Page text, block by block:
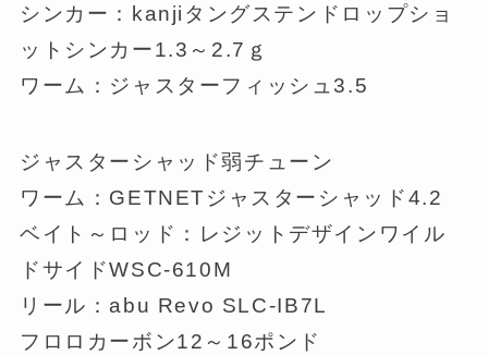
シンカー：kanjiタングステンドロップショ
ットシンカー1.3～2.7ｇ
ワーム：ジャスターフィッシュ3.5
ジャスターシャッド弱チューン
ワーム：GETNETジャスターシャッド4.2
ベイト～ロッド：レジットデザインワイル
ドサイドWSC-610M
リール：abu Revo SLC-IB7L
フロロカーボン12～16ポンド